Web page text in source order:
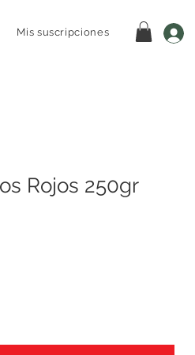
Mis suscripciones
Rojos 250gr